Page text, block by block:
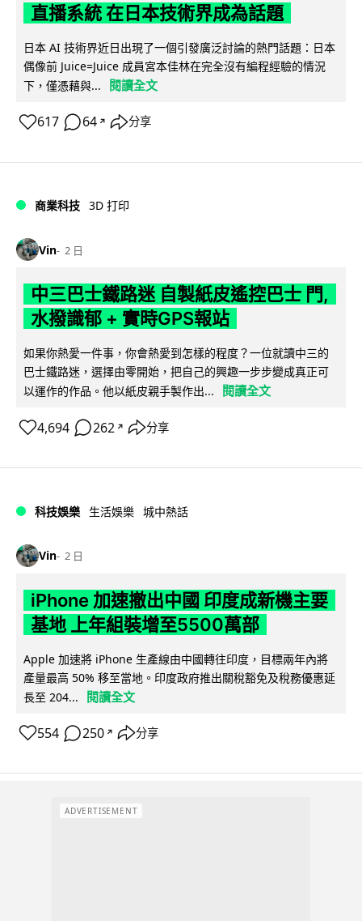
直播系統 在日本技術界成為話題
日本 AI 技術界近日出現了一個引發廣泛討論的熱門話題：日本
偶像前 Juice=Juice 成員宮本佳林在完全沒有編程經驗的情況
下，僅憑藉與...
閱讀全文
617 64 ↗ 分享
商業科技 3D 打印
Vin 2 日
中三巴士鐵路迷 自製紙皮遙控巴士 門,
水撥識郁 + 實時GPS報站
如果你熱愛一件事，你會熱愛到怎樣的程度？一位就讀中三的
巴士鐵路迷，選擇由零開始，把自己的興趣一步步變成真正可
以運作的作品。他以紙皮親手製作出...
閱讀全文
4,694 262 ↗ 分享
科技娛樂 生活娛樂 城中熱話
Vin 2 日
iPhone 加速撤出中國 印度成新機主要
基地 上年組裝增至5500萬部
Apple 加速將 iPhone 生產線由中國轉往印度，目標兩年內將
產量最高 50% 移至當地。印度政府推出關稅豁免及稅務優惠延
長至 204...
閱讀全文
554 250 ↗ 分享
ADVERTISEMENT